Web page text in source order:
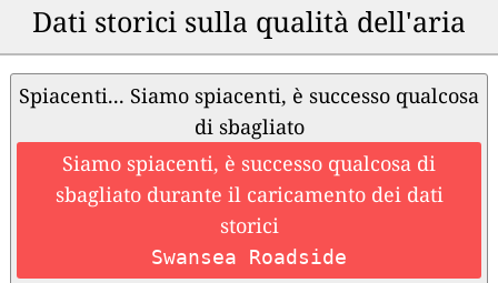
Dati storici sulla qualità dell'aria
Spiacenti... Siamo spiacenti, è successo qualcosa
di sbagliato
Siamo spiacenti, è successo qualcosa di
sbagliato durante il caricamento dei dati
storici
Swansea Roadside